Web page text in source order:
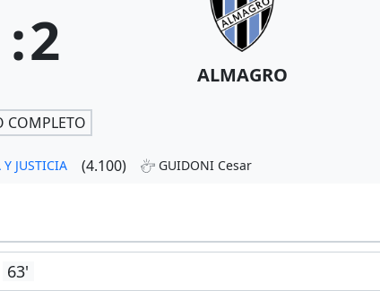
:2 ALMAGRO
COMPLETO
JUSTICIA (4.100) GUIDONI Cesar
63'